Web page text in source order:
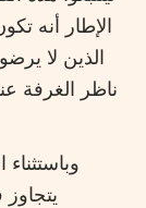
الإطار أنه
الذين لا
ناظر الغرفة